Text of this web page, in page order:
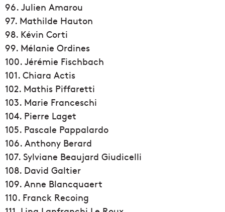
96. Julien Amarou
97. Mathilde Hauton
98. Kévin Corti
99. Mélanie Ordines
100. Jérémie Fischbach
101. Chiara Actis
102. Mathis Piffaretti
103. Marie Franceschi
104. Pierre Laget
105. Pascale Pappalardo
106. Anthony Berard
107. Sylviane Beaujard Giudicelli
108. David Galtier
109. Anne Blancquaert
110. Franck Recoing